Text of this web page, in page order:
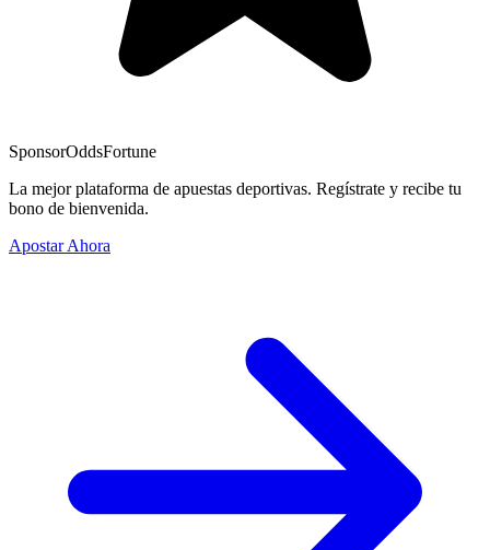
SponsorOddsFortune
La mejor plataforma de apuestas deportivas. Regístrate y recibe tu
bono de bienvenida.
Apostar Ahora